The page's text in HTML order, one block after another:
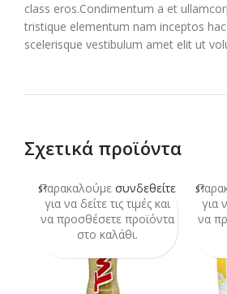
class eros.Condimentum a et
tristique elementum nam inceptos
scelerisque vestibulum amet elit ut
Σχετικά προϊόντα
SOLD
OUT
Παρακαλούμε συνδεθείτε
για να δείτε τις τιμές και
να προσθέσετε προϊόντα
στο καλάθι.
SOLD
OUT
για
να